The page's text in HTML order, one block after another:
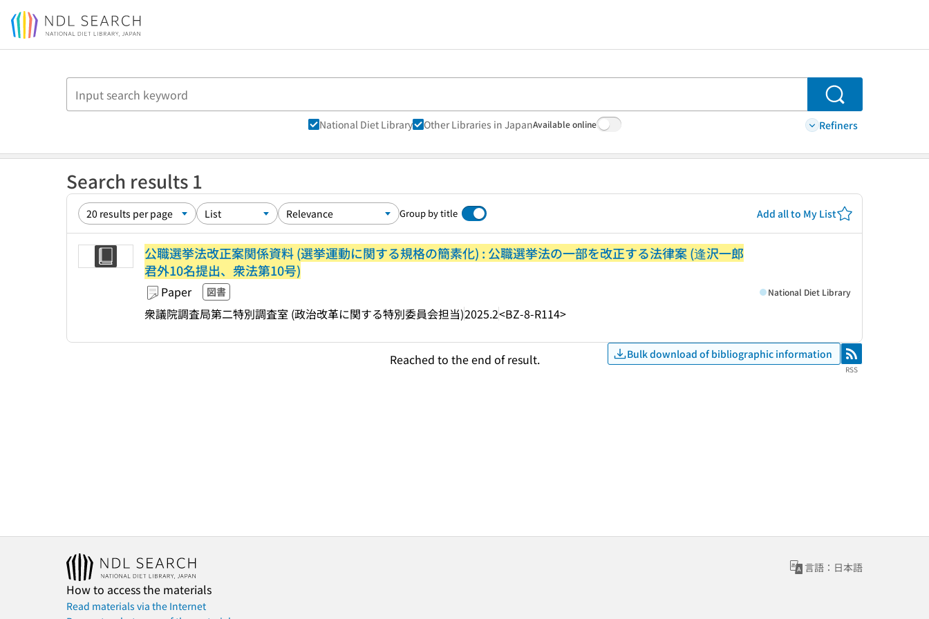
Jump to main content
Search
National Diet Library Other Libraries in JapanAvailable online Refiners
Search results 1
Group by title Add all to My List
公職選挙法改正案関係資料 (選挙運動に関する規格の簡素化) : 公職選挙法の一部を改正する法律案 (逢沢一郎
君外10名提出、衆法第10号)
Paper 図書
衆議院調査局第二特別調査室 (政治改革に関する特別委員会担当)2025.2<BZ-8-R114>
National Diet Library
Reached to the end of result. Bulk download of bibliographic information RSS
RSS
言語：日本語
How to access the materials
Read materials via the Internet